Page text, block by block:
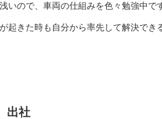
いので、車両の仕組みを色々勉強中
起きた時も自分から率先して解決でき
出社